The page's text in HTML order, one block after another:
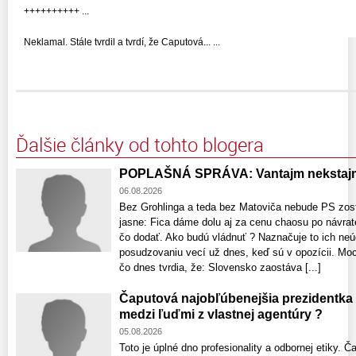
++++++++++ ...
Neklamal. Stále tvrdil a tvrdí, že Caputová... ...
Ďalšie články od tohto blogera
POPLAŠNÁ SPRÁVA: Vantajm
06.08.2026
Bez Grohlinga a teda bez Matoviča nebude PS
jasne: Fica dáme dolu aj za cenu chaosu po
čo dodať. Ako budú vládnuť ? Naznačuje to ich
posudzovaniu vecí už dnes, keď sú v opozícii.
čo dnes tvrdia, že: Slovensko zaostáva [...]
Čaputová najobľúbenejšia
medzi ľuďmi z vlastnej agentúry ?
05.08.2026
Toto je úplné dno profesionality a odbornej etiky.